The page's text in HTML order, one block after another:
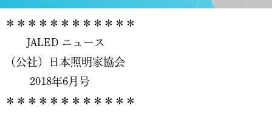
＊＊＊＊＊＊＊＊＊＊＊＊
JALED ニュース
（公社）日本照明家協会
2018年6月号
＊＊＊＊＊＊＊＊＊＊＊＊